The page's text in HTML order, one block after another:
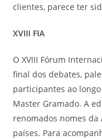
clientes, parece ter
XVIII FIA
O XVIII Fórum
final dos debates,
participantes ao
Master Gramado. A
renomados nomes
países. Para